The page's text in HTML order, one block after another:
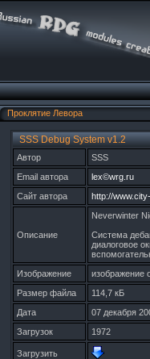
Проклятие Левора
SSS Debug System v1.2
Автор
SSS
Email автора
lex©wrg.ru
Сайт автора
http://
Описание
Neverwinter
Система
диалоговое
Изображение
изображение
Размер файла
114,7 кБ
Дата
07 декабря
Загрузок
1972
Загрузить